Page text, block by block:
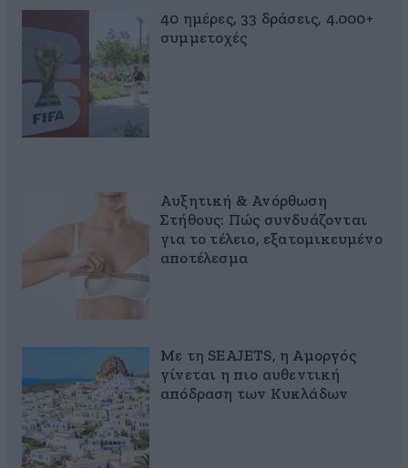
40 ημέρες, 33 δράσεις, 4.000+
συμμετοχές
Αυξητική & Ανόρθωση
Στήθους: Πώς συνδυάζονται
για το τέλειο, εξατομικευμένο
αποτέλεσμα
Με τη SEAJETS, η Αμοργός
γίνεται η πιο αυθεντική
απόδραση των Κυκλάδων